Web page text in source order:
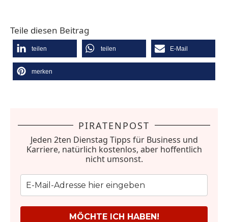
Teile diesen Beitrag
teilen teilen E-Mail
merken
PIRATENPOST
Jeden 2ten Dienstag Tipps für Business und
Karriere, natürlich kostenlos, aber hoffentlich
nicht umsonst.
MÖCHTE ICH HABEN!